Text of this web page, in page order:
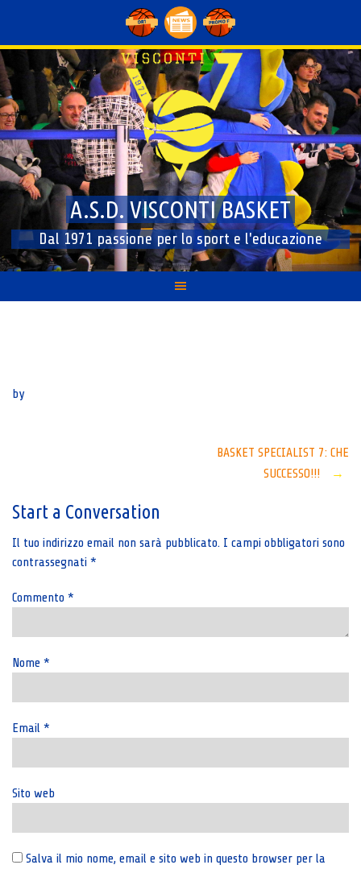
content
A.S.D. VISCONTI BASKET
Dal 1971 passione per lo sport e l'educazione
by
BASKET SPECIALIST 7: CHE
SUCCESSO!!!
→
Start a Conversation
Il tuo indirizzo email non sarà pubblicato. I campi obbligatori sono
contrassegnati *
Commento *
Nome *
Email *
Sito web
Salva il mio nome, email e sito web in questo browser per la